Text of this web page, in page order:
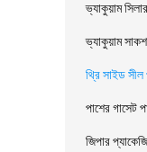
ভ্যাকুয়াম
ভ্যাকুয়াম
থ্রি সাইড
পাশের গাসেট
জিপার